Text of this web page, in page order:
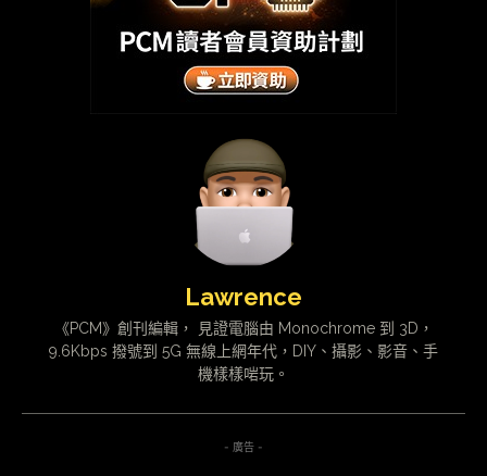
Lawrence
《PCM》創刊編輯， 見證電腦由 Monochrome 到 3D，
9.6Kbps 撥號到 5G 無線上網年代，DIY、攝影、影音、手
機樣樣啱玩。
- 廣告 -